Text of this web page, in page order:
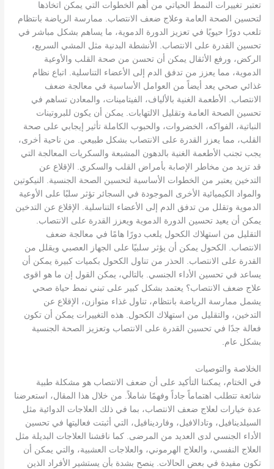
تعتبر تغييرات النمط الحياتي من أهم الخطوات التي يمكن اتخاذها
لتحسين الصحة العامة وعلاج ضعف الانتصاب. ممارسة الرياضة بانتظام
تلعب دورًا حيويًا في تعزيز الدورة الدموية، ما يساهم بشكل مباشر في
تحسين القدرة على الانتصاب. الأنشطة البدنية مثل المشي السريع،
الركض، ورفع الأثقال يمكن أن تحسن من صحة القلب والأوعية
الدموية، مما يعزز من تدفق الدم إلى الأعضاء التناسلية. اتباع نظام
غذائي صحي يعد أيضاً من العوامل الأساسية في معالجة ضعف
الانتصاب. الأطعمة الغنية بالألياف، الفيتامينات، والمعادن تساهم في
تحسين الصحة العامة وتقليل الالتهابات. يمكن أن يكون للبروتينات
النباتية، الفواكه، الخضروات، والحبوب الكاملة تأثير إيجابي على صحة
القلب، مما يعزز القدرة على الانتصاب بشكل طبيعي. من ناحية أخرى،
يجب تجنب الأطعمة الغنية بالدهون المشبعة والسكريات المعالجة التي
قد تزيد من مخاطر الإصابة بأمراض القلب والسكري. الإقلاع عن
التدخين يعتبر من الخطوات الأساسية لتحسين الصحة الجنسية. النيكوتين
والمواد الكيميائية الأخرى الموجودة في السجائر تؤثر سلبًا على الأوعية
الدموية وتقلل من تدفق الدم إلى الأعضاء التناسلية. الإقلاع عن التدخين
يمكن أن يعيد تحسين الدورة الدموية ويعزز القدرة على الانتصاب.
التقليل من استهلاك الكحول يلعب دورًا هامًا في معالجة ضعف
الانتصاب. الكحول يمكن أن يؤثر سلبيًا على الجهاز العصبي ويقلل من
القدرة على الانتصاب. الحذر من تناول الكحول بكميات كبيرة يمكن أن
يساعد في تحسين الأداء الجنسي. بالتالي، يمكن القول إن ما هو اقوى
علاج ضعف الانتصاب؟ يعتمد بشكل كبير على تبني نمط حياة صحي
يشمل ممارسة الرياضة بانتظام، تناول غذاء متوازن، الإقلاع عن
التدخين، والتقليل من استهلاك الكحول. هذه التغييرات يمكن أن تكون
فعالة جدًا في تحسين القدرة على الانتصاب وتعزيز الصحة الجنسية
بشكل عام.
الخلاصة والتوصيات
في الختام، يمكننا التأكيد على أن ضعف الانتصاب هو مشكلة طبية
شائعة تتطلب اهتماماً جاداً وفهمًا شاملاً. من خلال هذا المقال، استعرضنا
عدة خيارات لعلاج ضعف الانتصاب، بما في ذلك العلاجات الدوائية مثل
السيلدينافيل، وتادالافيل، وفاردينافيل، التي أثبتت فعاليتها في تحسين
الأداء الجنسي لدى العديد من المرضى. كما ناقشنا العلاجات البديلة مثل
العلاج النفسي، والعلاج الهرموني، والعلاجات العشبية، والتي يمكن أن
تكون مفيدة في بعض الحالات. ينصح بشدة بأن يستشير الأفراد الذين